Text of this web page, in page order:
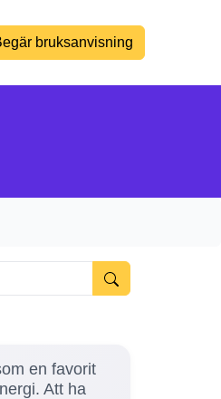
bruksanvisning
en favorit
Att ha